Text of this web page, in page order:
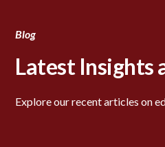
Blog
Latest Insights
Explore our recent articles on